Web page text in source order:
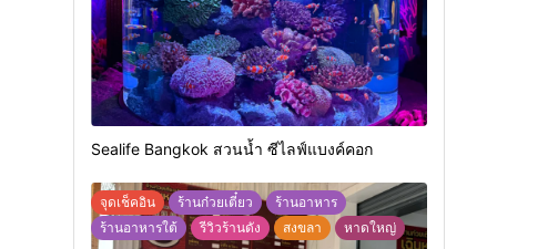
Sealife Bangkok สวนน้ำ ซีไลฟ์แบงค์คอก
จุดเช็คอิน ร้านก๋วยเตี๋ยว
ร้านอาหาร
ร้านอาหารใต้
รีวิวร้านดัง สงขลา หาดใหญ่